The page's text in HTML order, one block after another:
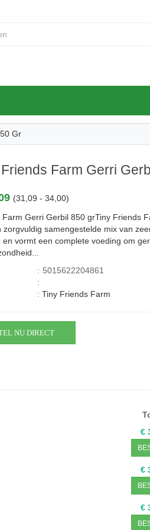
Gr
Farm Gerri
(31,09 - 34,00)
Farm Gerri Gerbil 850 grTiny Friends
zorgvuldig samengestelde mix van
en vormt een complete voeding om
: 5015622204861
:
:Tiny Friends Farm
NU DIRECT
€
€
€